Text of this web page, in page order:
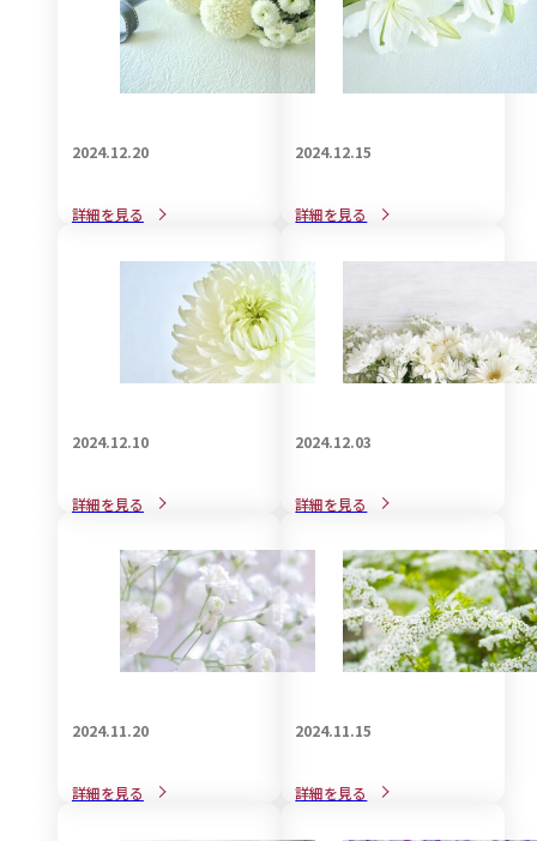
2024.12.20
自筆証書遺言の作成方法と
詳細を見る
2024.12.15
後悔しない遺言書の作成方
詳細を見る
2024.12.10
戒名をご自分で自作される
詳細を見る
2024.12.03
戒名の宗教的な意義と見方
詳細を見る
2024.11.20
葬儀で身につける喪服用バ
詳細を見る
2024.11.15
葬儀で着用する和装の知識
詳細を見る